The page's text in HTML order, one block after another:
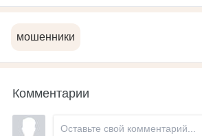
мошенники
Комментарии